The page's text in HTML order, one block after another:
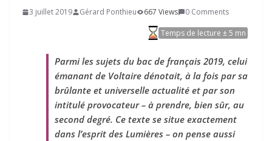
3 juillet 2019 Gérard Ponthieu 667 Views 0 Comments
Temps de lecture ± 5 mn
Parmi les sujets du bac de français 2019, celui
émanant de Voltaire dénotait, à la fois par sa
brûlante et universelle actualité et par son
intitulé provocateur – à prendre, bien sûr, au
second degré. Ce texte se situe exactement
dans l’esprit des Lumières – on pense aussi